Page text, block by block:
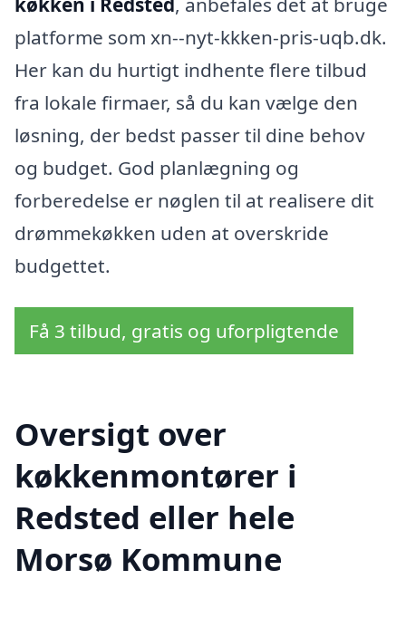
platforme som xn--nyt-kkken-pris-uqb.dk.
Her kan du hurtigt indhente flere tilbud
fra lokale firmaer, så du kan vælge den
løsning, der bedst passer til dine behov
og budget. God planlægning og
forberedelse er nøglen til at realisere dit
drømmekøkken uden at overskride
budgettet.
Få 3 tilbud, gratis og uforpligtende
Oversigt over
køkkenmontører i
Redsted eller hele
Morsø Kommune